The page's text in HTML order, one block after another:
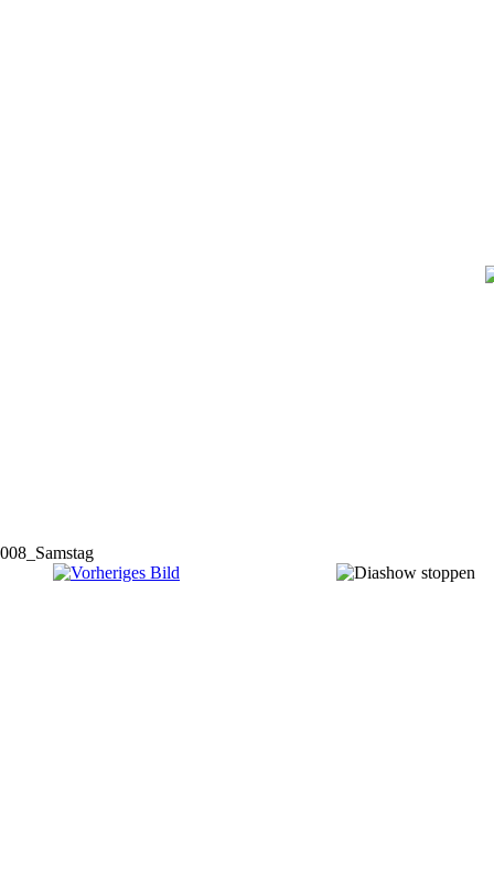
008_Samstag